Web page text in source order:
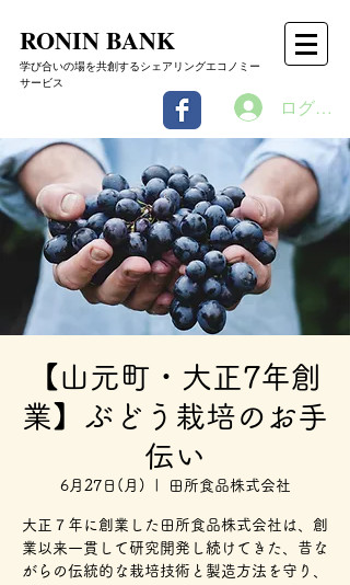
RONIN BANK
学び合いの場を共創するシェアリングエコノミー
サービス
ログイン
【山元町・大正7年創
業】ぶどう栽培のお手
伝い
6月27日(月) 田所食品株式会社
大正７年に創業した田所食品株式会社は、創
業以来一貫して研究開発し続けてきた、昔な
がらの伝統的な栽培技術と製造方法を守り、